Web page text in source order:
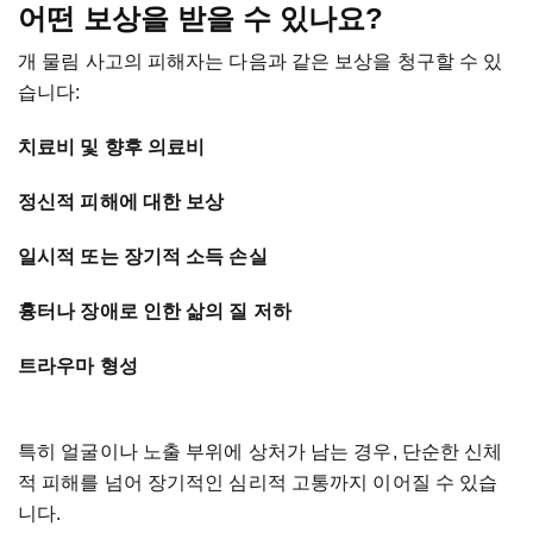
어떤 보상을 받을 수 있나요?
개 물림 사고의 피해자는 다음과 같은 보상을 청구할 수 있
습니다:
치료비 및 향후 의료비
정신적 피해에 대한 보상
일시적 또는 장기적 소득 손실
흉터나 장애로 인한 삶의 질 저하
트라우마 형성
특히 얼굴이나 노출 부위에 상처가 남는 경우, 단순한 신체
적 피해를 넘어 장기적인 심리적 고통까지 이어질 수 있습
니다.